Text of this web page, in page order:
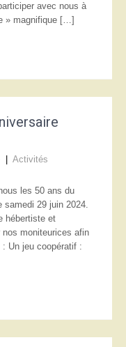
avec nous à
» magnifique […]
Activités
les 50 ans du
samedi 29 juin 2024.
hébertiste et
nos moniteurices afin
: Un jeu coopératif :